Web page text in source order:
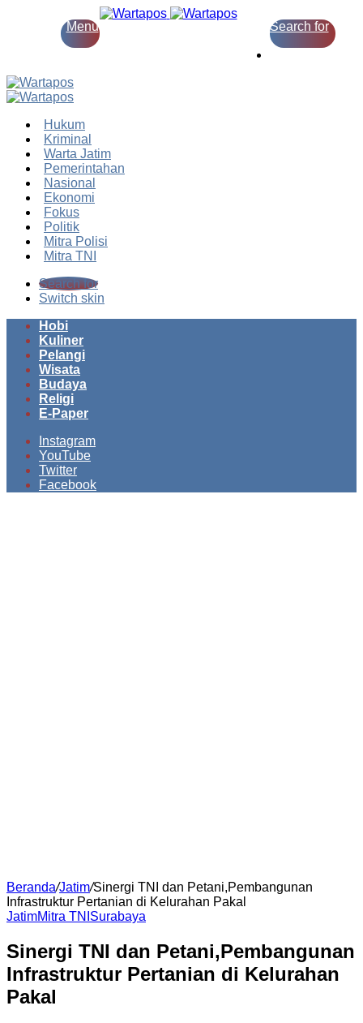
Menu Search for
Hukum
Kriminal
Warta Jatim
Pemerintahan
Nasional
Ekonomi
Fokus
Politik
Mitra Polisi
Mitra TNI
Search for
Switch skin
Hobi
Kuliner
Pelangi
Wisata
Budaya
Religi
E-Paper
Instagram
YouTube
Twitter
Facebook
Beranda/Jatim/Sinergi TNI dan Petani,Pembangunan
Infrastruktur Pertanian di Kelurahan Pakal
JatimMitra TNI Surabaya
Sinergi TNI dan Petani,Pembangunan
Infrastruktur Pertanian di Kelurahan
Pakal